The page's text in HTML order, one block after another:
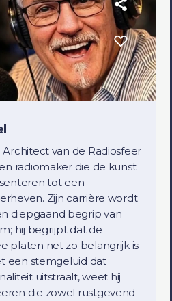
van de Radiosfeer
radiomaker die de kunst
tot een
Zijn carrière wordt
diepgaand begrip van
hij begrijpt dat de
platen net zo belangrijk is
een stemgeluid dat
uitstraalt, weet hij
die zowel rustgevend